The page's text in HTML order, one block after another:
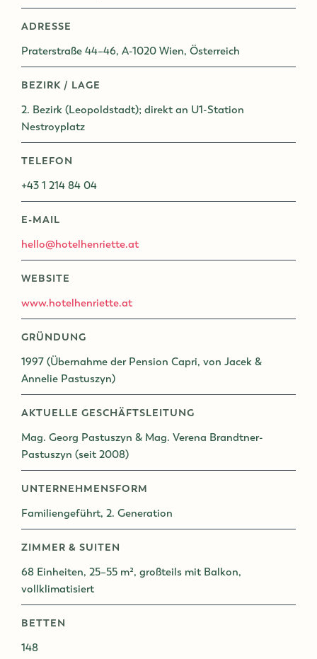
ADRESSE
Praterstraße 44–46, A-1020 Wien, Österreich
BEZIRK / LAGE
2. Bezirk (Leopoldstadt); direkt an U1-Station
Nestroyplatz
TELEFON
+43 1 214 84 04
E-MAIL
hello@hotelhenriette.at
WEBSITE
www.hotelhenriette.at
GRÜNDUNG
1997 (Übernahme der Pension Capri, von Jacek &
Annelie Pastuszyn)
AKTUELLE GESCHÄFTSLEITUNG
Mag. Georg Pastuszyn & Mag. Verena Brandtner-
Pastuszyn (seit 2008)
UNTERNEHMENSFORM
Familiengeführt, 2. Generation
ZIMMER & SUITEN
68 Einheiten, 25–55 m², großteils mit Balkon,
vollklimatisiert
BETTEN
148